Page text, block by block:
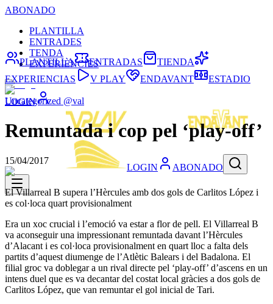
ABONADO
PLANTILLA
ENTRADES
TENDA
EXPERIÈNCIES
LOGIN
LOGIN ABONADO
PLANTILLA ENTRADAS
TIENDA
EXPERIENCIAS
V PLAY ENDAVANT ESTADIO
Uncategorized @val
Remuntada i cop pel ‘play-off’
15/04/2017
El Villarreal B supera l’Hèrcules amb dos gols de Carlitos López i
es col·loca quart provisionalment
Era un xoc crucial i l’emoció va estar a flor de pell. El Villarreal B
va aconseguir una impressionant remuntada davant l’Hèrcules
d’Alacant i es col·loca provisionalment en quart lloc a falta dels
partits d’aquest diumenge de l’Atlètic Balears i del Badalona. El
filial groc va doblegar a un rival directe pel ‘play-off’ d’ascens en un
intens duel que es va decantar del costat local gràcies a dos gols de
Carlitos López, que van remuntar el gol inicial de Tari.